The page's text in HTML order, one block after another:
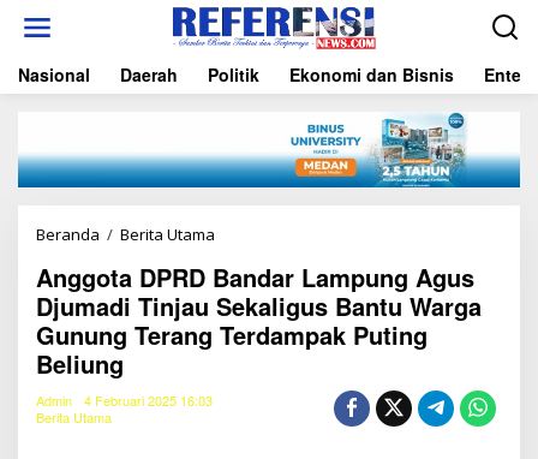
t
Nasional Daerah Politik Ekonomi dan Bisnis
Beranda / Berita Utama
g
g
o
Anggota DPRD Bandar Lampung Agus
Djumadi Tinjau Sekaligus Bantu Warga
Gunung Terang Terdampak Puting
Beliung
Admin
4 Februari 2025 16:03
Berita Utama